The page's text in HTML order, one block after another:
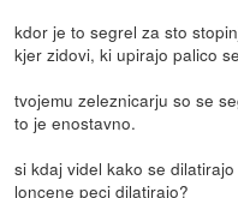
kdor je to segrel za sto
kjer zidovi, ki upirajo palico
tvojemu zeleznicarju so se
to je enostavno.
si kdaj videl kako se
loncene peci dilatirajo?